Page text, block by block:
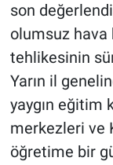
son
olumsuz hava
tehlikesinin
Yarın il
yaygın eğitim
merkezleri ve
öğretime bir